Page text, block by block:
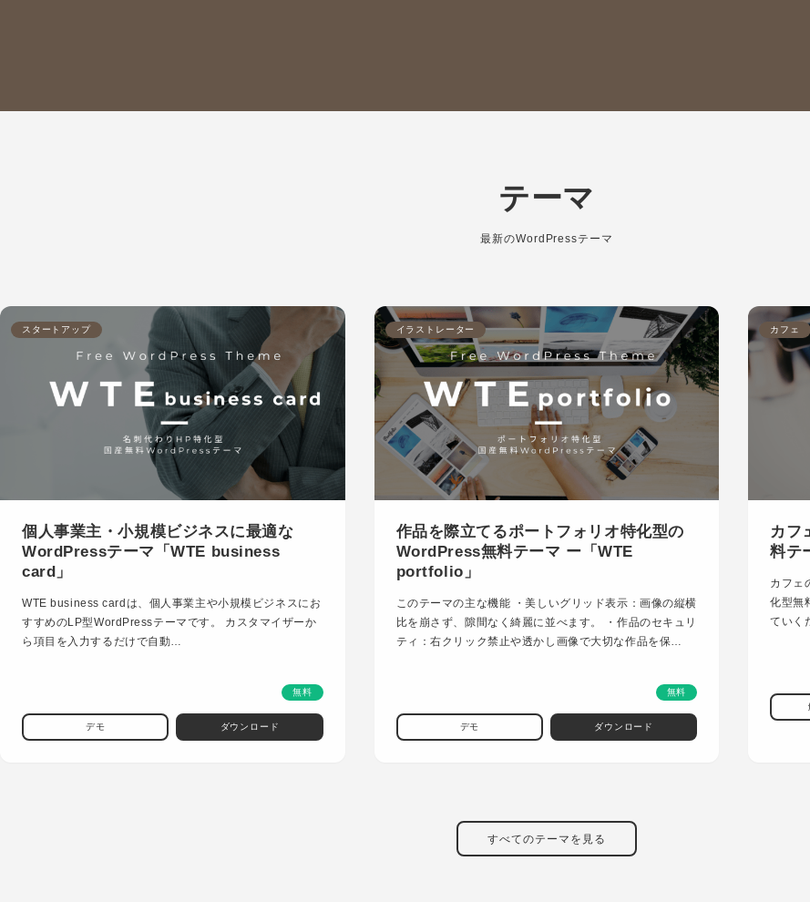
テーマ
最新のWordPressテーマ
スタートアップ
個人事業主・小規模ビジネスに最適な
WordPressテーマ「WTE business
card」
WTE business cardは、個人事業主や小規模ビジネスにお
すすめのLP型WordPressテーマです。 カスタマイザーか
ら項目を入力するだけで自動…
無料
デモ ダウンロード
イラストレーター
作品を際立てるポートフォリオ特化型の
WordPress無料テーマ ー「WTE
portfolio」
このテーマの主な機能 ・美しいグリッド表示：画像の縦横
比を崩さず、隙間なく綺麗に並べます。 ・作品のセキュリ
ティ：右クリック禁止や透かし画像で大切な作品を保…
無料
デモ ダウンロード
カフェ
カフ
料テ
カフェ
化型無
ていく
すべてのテーマを見る